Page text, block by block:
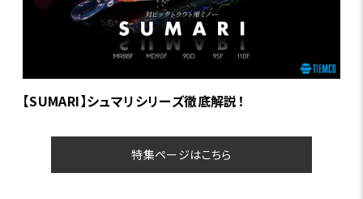
【SUMARI】シュマリシリーズ徹底解説！
特集ページはこちら